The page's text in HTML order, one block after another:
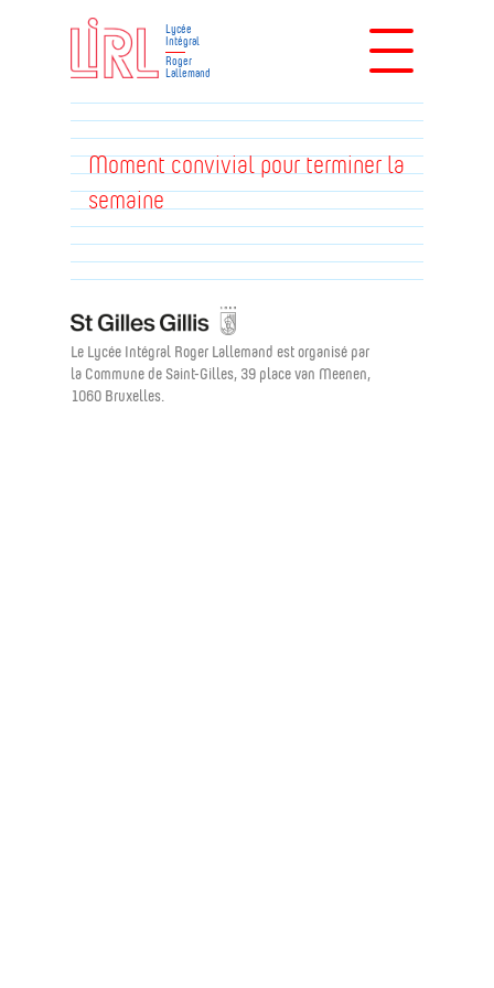
Lycée
Intégral
Roger
Lallemand
Moment convivial pour terminer la
semaine
Le Lycée Intégral Roger Lallemand est organisé par
la Commune de Saint-Gilles, 39 place van Meenen,
1060 Bruxelles.